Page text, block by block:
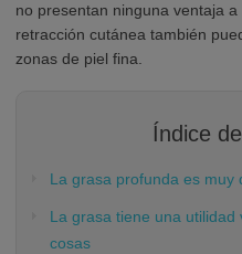
no presentan ninguna ventaja
retracción cutánea también
zonas de piel fina.
Índice
La grasa profunda es muy
La grasa tiene una
cosas